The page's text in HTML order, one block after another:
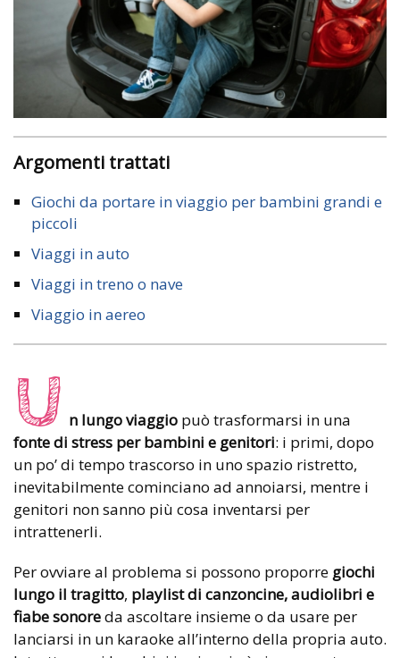
Argomenti trattati
Giochi da portare in viaggio per bambini grandi e
piccoli
Viaggi in auto
Viaggi in treno o nave
Viaggio in aereo
U n lungo viaggio può trasformarsi in una
fonte di stress per bambini e genitori: i primi, dopo
un po’ di tempo trascorso in uno spazio ristretto,
inevitabilmente cominciano ad annoiarsi, mentre i
genitori non sanno più cosa inventarsi per
intrattenerli.
Per ovviare al problema si possono proporre giochi
lungo il tragitto, playlist di canzoncine, audiolibri e
fiabe sonoreda ascoltare insieme o da usare per
lanciarsi in un karaoke all’interno della propria auto.